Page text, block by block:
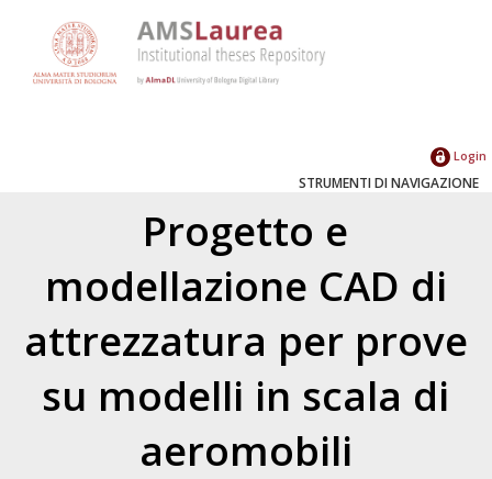
Login
STRUMENTI DI NAVIGAZIONE
Progetto e
modellazione CAD di
attrezzatura per prove
su modelli in scala di
aeromobili